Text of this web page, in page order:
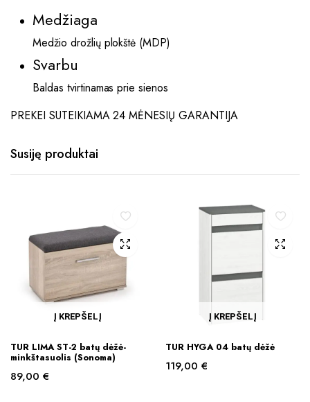
Medžiaga
Medžio drožlių plokštė (MDP)
Svarbu
Baldas tvirtinamas prie sienos
PREKEI SUTEIKIAMA 24 MĖNESIŲ GARANTIJA
Susiję produktai
Į KREPŠELĮ
TUR LIMA ST-2 batų dėžė-
minkštasuolis (Sonoma)
89,00 €
Į KREPŠELĮ
TUR HYGA 04 batų dėžė
119,00 €